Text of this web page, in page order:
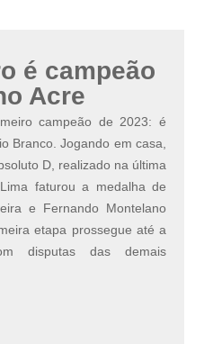
é campeão
Acre
campeão de 2023: é
Branco. Jogando em casa,
D, realizado na última
faturou a medalha de
e Fernando Montelano
etapa prossegue até a
disputas das demais